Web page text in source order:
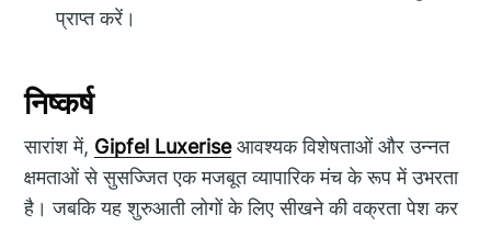
प्राप्त करें।
निष्कर्ष
सारांश में, Gipfel Luxeriseआवश्यक विशेषताओं और उन्नत
क्षमताओं से सुसज्जित एक मजबूत व्यापारिक मंच के रूप में उभरता
है। जबकि यह शुरुआती लोगों के लिए सीखने की वक्रता पेश कर